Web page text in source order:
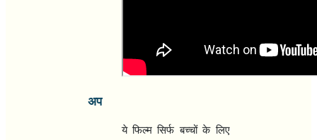
अप
ये फिल्‍म सिर्फ बच्‍चों के लिए